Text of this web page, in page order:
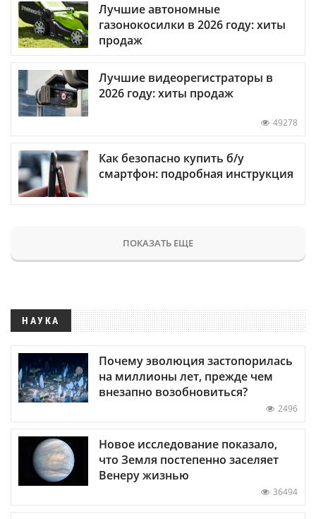
Лучшие автономные
газонокосилки в 2026 году: хиты
продаж
Лучшие видеорегистраторы в
2026 году: хиты продаж
49278
Как безопасно купить б/у
смартфон: подробная инструкция
ПОКАЗАТЬ ЕЩЕ
НАУКА
Почему эволюция застопорилась
на миллионы лет, прежде чем
внезапно возобновиться?
2496
Новое исследование показало,
что Земля постепенно заселяет
Венеру жизнью
36494